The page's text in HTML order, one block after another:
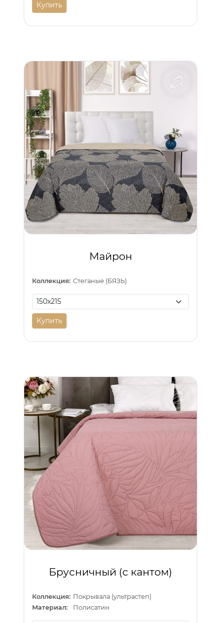
Купить
Майрон
Коллекция: Стеганые (БЯЗЬ)
Купить
Брусничный (с кантом)
Коллекция: Покрывала (ультрастеп)
Материал:
Полисатин